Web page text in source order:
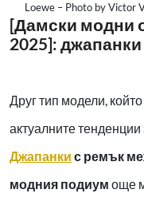
Loewe – Photo by Victor
[Дамски модни
2025]: джапанки
Друг тип модели,
актуалните тенденции
Джапанки с ремък
модния подиум още